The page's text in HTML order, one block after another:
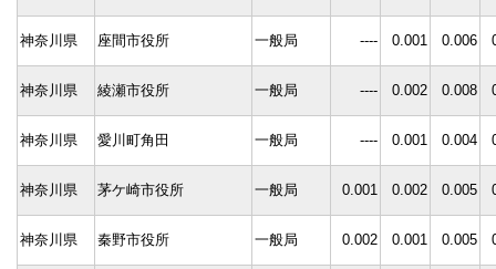
神奈川県 座間市役所 一般局 ---- 0.001 0.006
神奈川県 綾瀬市役所 一般局 ---- 0.002 0.008
神奈川県 愛川町角田 一般局 ---- 0.001 0.004
神奈川県 茅ケ崎市役所 一般局 0.001 0.002 0.005
神奈川県 秦野市役所 一般局 0.002 0.001 0.005